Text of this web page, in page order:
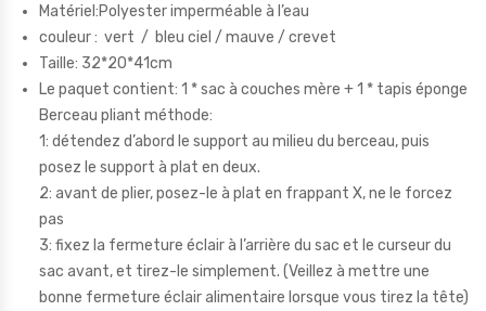
Matériel:Polyester imperméable à l’eau
couleur : vert / bleu ciel / mauve / crevet
Taille: 32*20*41cm
Le paquet contient: 1 * sac à couches mère + 1 * tapis éponge
Berceau pliant méthode:
1: détendez d’abord le support au milieu du berceau, puis
posez le support à plat en deux.
2: avant de plier, posez-le à plat en frappant X, ne le forcez
pas
3: fixez la fermeture éclair à l’arrière du sac et le curseur du
sac avant, et tirez-le simplement. (Veillez à mettre une
bonne fermeture éclair alimentaire lorsque vous tirez la tête)